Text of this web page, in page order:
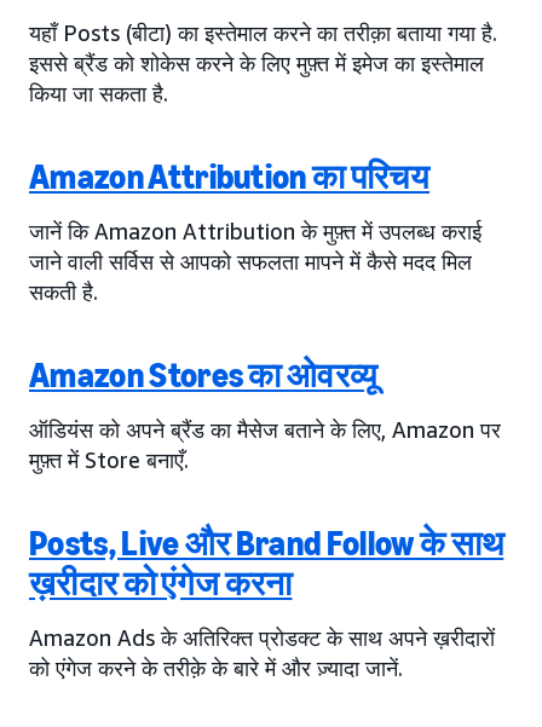
यहाँ Posts (बीटा) का इस्तेमाल करने का तरीक़ा बताया गया है.
इससे ब्रैंड को शोकेस करने के लिए मुफ़्त में इमेज का इस्तेमाल
किया जा सकता है.
Amazon Attribution का परिचय
जानें कि Amazon Attribution के मुफ़्त में उपलब्ध कराई
जाने वाली सर्विस से आपको सफलता मापने में कैसे मदद मिल
सकती है.
Amazon Stores का ओवरव्यू
ऑडियंस को अपने ब्रैंड का मैसेज बताने के लिए, Amazon पर
मुफ़्त में Store बनाएँ.
Posts, Live और Brand Follow के साथ
ख़रीदार को एंगेज करना
Amazon Ads के अतिरिक्त प्रोडक्ट के साथ अपने ख़रीदारों
को एंगेज करने के तरीक़े के बारे में और ज़्यादा जानें.